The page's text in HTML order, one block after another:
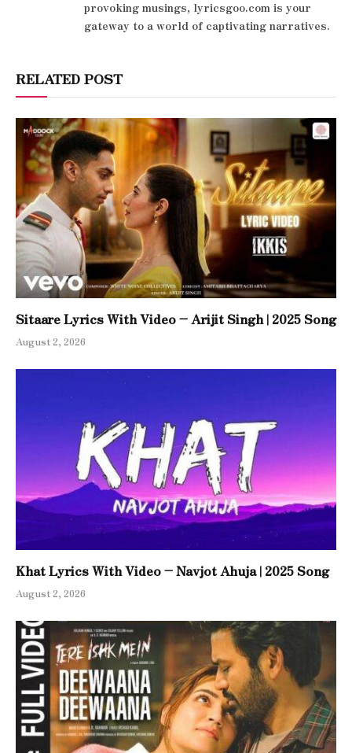
provoking musings, lyricsgoo.com is your
gateway to a world of captivating narratives.
RELATED POST
Sitaare Lyrics With Video – Arijit Singh | 2025 Song
August 2, 2026
Khat Lyrics With Video – Navjot Ahuja | 2025 Song
August 2, 2026